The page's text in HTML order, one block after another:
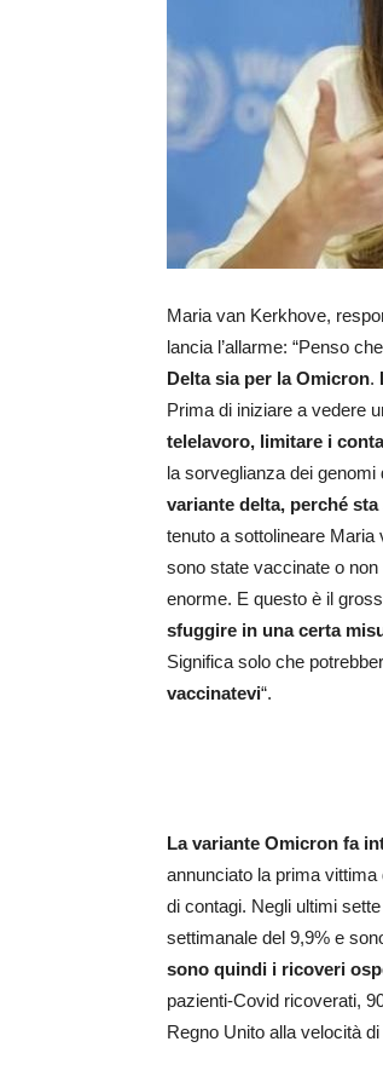
Maria van Kerkhove,
lancia l’allarme: “Penso
Delta sia per la Omicron.
Prima di iniziare a vedere
telelavoro, limitare i
la sorveglianza dei
variante delta, perché
tenuto a sottolineare
sono state vaccinate o
enorme. E questo è il
sfuggire in una certa
Significa solo che
vaccinatevi“.
La variante Omicron fa
annunciato la prima
di contagi. Negli ultimi
settimanale del 9,9% e
sono quindi i ricoveri
pazienti-Covid ricoverati,
Regno Unito alla velocità